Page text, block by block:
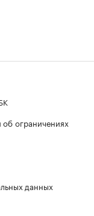
ограничениях
данных